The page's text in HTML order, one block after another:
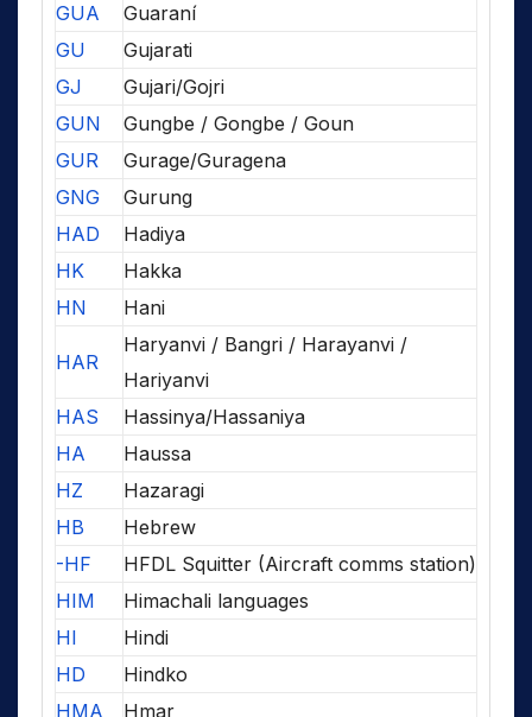
GUA
Guaraní
GU
Gujarati
GJ
Gujari/Gojri
GUN
Gungbe / Gongbe / Goun
GUR
Gurage/Guragena
GNG
Gurung
HAD
Hadiya
HK
Hakka
HN
Hani
HAR
Haryanvi / Bangri / Harayanvi /
Hariyanvi
HAS
Hassinya/Hassaniya
HA
Haussa
HZ
Hazaragi
HB
Hebrew
-HF
HFDL Squitter (Aircraft comms station)
HIM
Himachali languages
HI
Hindi
HD
Hindko
HMA
Hmar